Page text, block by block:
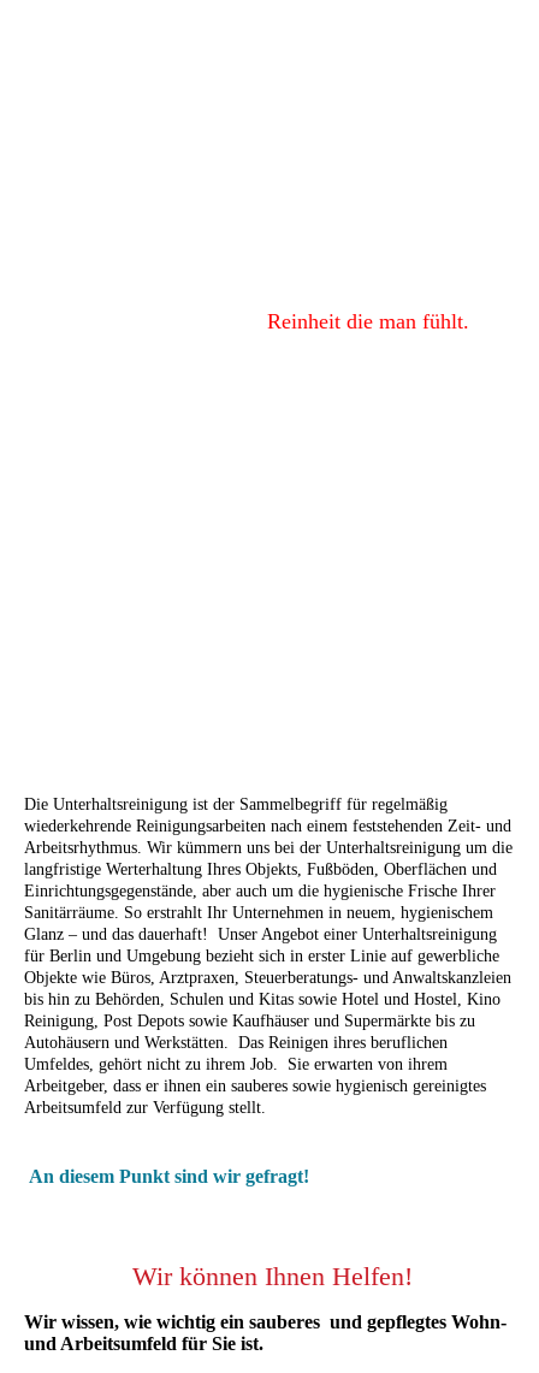
Reinheit die man fühlt.
Die Unterhaltsreinigung ist der Sammelbegriff für regelmäßig
wiederkehrende Reinigungsarbeiten nach einem feststehenden Zeit- und
Arbeitsrhythmus. Wir kümmern uns bei der Unterhaltsreinigung um die
langfristige Werterhaltung Ihres Objekts, Fußböden, Oberflächen und
Einrichtungsgegenstände, aber auch um die hygienische Frische Ihrer
Sanitärräume. So erstrahlt Ihr Unternehmen in neuem, hygienischem
Glanz – und das dauerhaft! Unser Angebot einer Unterhaltsreinigung
für Berlin und Umgebung bezieht sich in erster Linie auf gewerbliche
Objekte wie Büros, Arztpraxen, Steuerberatungs- und Anwaltskanzleien
bis hin zu Behörden, Schulen und Kitas sowie Hotel und Hostel, Kino
Reinigung, Post Depots sowie Kaufhäuser und Supermärkte bis zu
Autohäusern und Werkstätten. Das Reinigen ihres beruflichen
Umfeldes, gehört nicht zu ihrem Job.
Sie erwarten von ihrem
Arbeitgeber, dass er ihnen ein sauberes sowie hygienisch gereinigtes
Arbeitsumfeld zur Verfügung stellt.
An diesem Punkt sind wir gefragt!
Wir können Ihnen Helfen!
Wir wissen, wie wichtig ein sauberes und gepflegtes Wohn-
und Arbeitsumfeld für Sie ist.